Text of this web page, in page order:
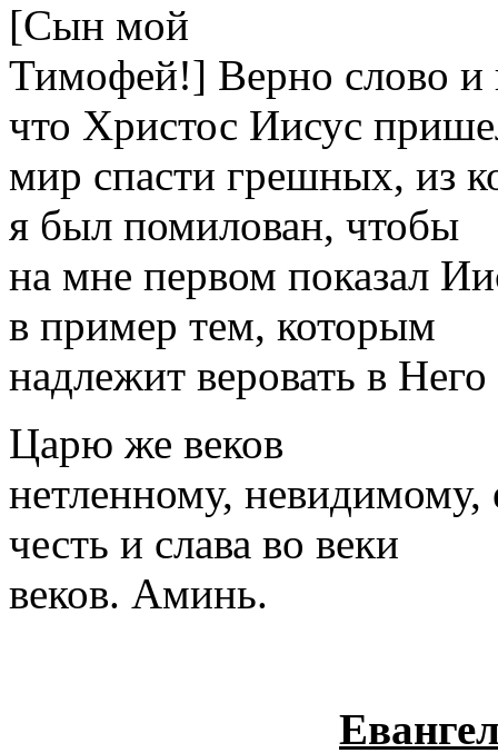
[Сын мой
Тимофей!] Верно слово и
что Христос Иисус
мир спасти грешных, из
я был помилован, чтобы
на мне первом показал
в пример тем, которым
надлежит веровать в
Царю же веков
нетленному,
честь и слава во веки
веков. Аминь.